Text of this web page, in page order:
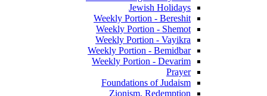
Jewish Holidays
Weekly Portion - Bereshit
Weekly Portion - Shemot
Weekly Portion - Vayikra
Weekly Portion - Bemidbar
Weekly Portion - Devarim
Prayer
Foundations of Judaism
Zionism, Redemption